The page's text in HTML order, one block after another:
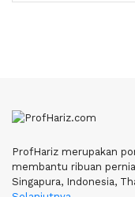
ProfHariz merupakan
membantu ribuan
Singapura, Indonesia,